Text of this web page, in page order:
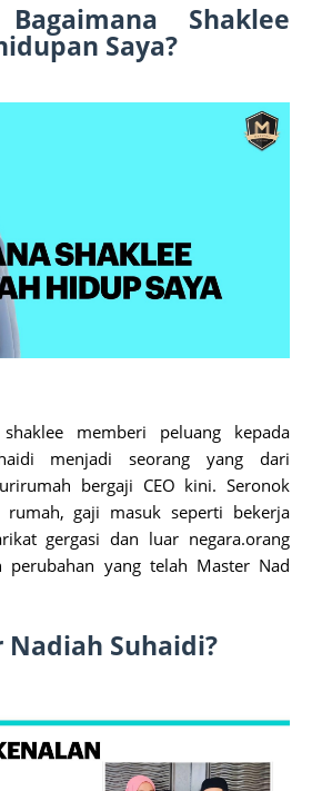
Shaklee
Saya?
memberi peluang kepada
menjadi seorang yang dari
bergaji CEO kini. Seronok
gaji masuk seperti bekerja
gergasi dan luar negara.orang
perubahan yang telah Master Nad
Nadiah Suhaidi?